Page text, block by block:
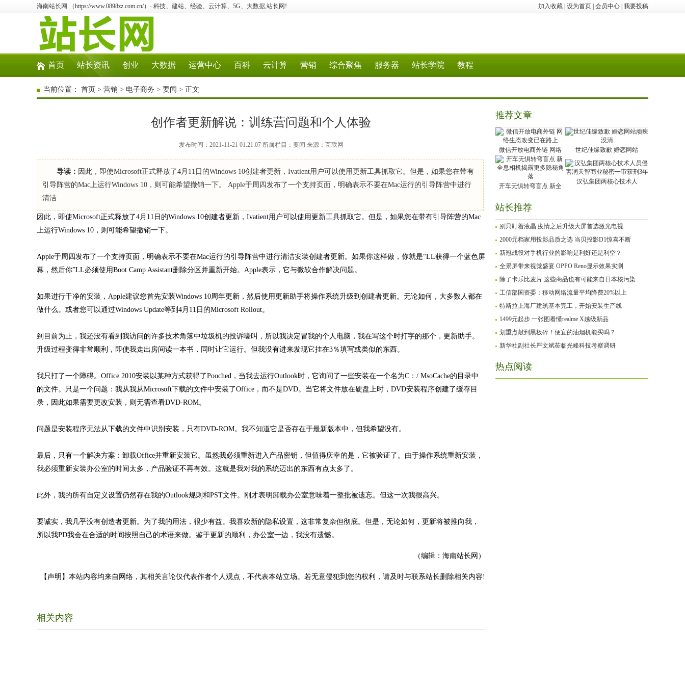
加入收藏 设为首页 会员中心 我要投稿
海南站长网 （https://www.0898zz.com.cn/）- 科技、建站、经验、云计算、5G、大数据,站长网!
首页 站长资讯 创业 大数据 运营中心 百科 云计算 营销 综合聚焦 服务器 站长学院 教程
当前位置： 首页 > 营销 > 电子商务 > 要闻 > 正文
创作者更新解说：训练营问题和个人体验
发布时间：2021-11-21 01:21:07 所属栏目：要闻 来源：互联网
导读： 因此，即使Microsoft正式释放了4月11日的Windows 10创建者更新，Ivatient用户可以使用更新工具抓取它。但是，如果您在带有
引导阵营的Mac上运行Windows 10，则可能希望撤销一下。 Apple于周四发布了一个支持页面，明确表示不要在Mac运行的引导阵营中进行
清洁
因此，即使Microsoft正式释放了4月11日的Windows 10创建者更新，Ivatient用户可以使用更新工具抓取它。但是，如果您在带有引导阵营的Mac
上运行Windows 10，则可能希望撤销一下。
Apple于周四发布了一个支持页面，明确表示不要在Mac运行的引导阵营中进行清洁安装创建者更新。如果你这样做，你就是“LL获得一个蓝色屏
幕，然后你”LL必须使用Boot Camp Assistant删除分区并重新开始。Apple表示，它与微软合作解决问题。
如果进行干净的安装，Apple建议您首先安装Windows 10周年更新，然后使用更新助手将操作系统升级到创建者更新。无论如何，大多数人都在
做什么。或者您可以通过Windows Update等到4月11日的Microsoft Rollout。
到目前为止，我还没有看到我访问的许多技术角落中垃圾机的投诉嚎叫，所以我决定冒我的个人电脑，我在写这个时打字的那个，更新助手。
升级过程变得非常顺利，即使我走出房间读一本书，同时让它运行。但我没有进来发现它挂在3％填写或类似的东西。
我只打了一个障碍。Office 2010安装以某种方式获得了Pooched，当我去运行Outlook时，它询问了一些安装在一个名为C：/ MsoCache的目录中
的文件。只是一个问题：我从我从Microsoft下载的文件中安装了Office，而不是DVD。当它将文件放在硬盘上时，DVD安装程序创建了缓存目
录，因此如果需要更改安装，则无需查看DVD-ROM。
问题是安装程序无法从下载的文件中识别安装，只有DVD-ROM。我不知道它是否存在于最新版本中，但我希望没有。
最后，只有一个解决方案：卸载Office并重新安装它。虽然我必须重新进入产品密钥，但值得庆幸的是，它被验证了。由于操作系统重新安装，
我必须重新安装办公室的时间太多，产品验证不再有效。这就是我对我的系统迈出的东西有点太多了。
此外，我的所有自定义设置仍然存在我的Outlook规则和PST文件。刚才表明卸载办公室意味着一整批被遗忘。但这一次我很高兴。
要诚实，我几乎没有创造者更新。为了我的用法，很少有益。我喜欢新的隐私设置，这非常复杂但彻底。但是，无论如何，更新将被推向我，
所以我PD我会在合适的时间按照自己的术语来做。鉴于更新的顺利，办公室一边，我没有遗憾。
（编辑：海南站长网）
【声明】本站内容均来自网络，其相关言论仅代表作者个人观点，不代表本站立场。若无意侵犯到您的权利，请及时与联系站长删除相关内容!
相关内容
推荐文章
微信开放电商外链 网络 世纪佳缘致歉 婚恋网站
开车无惧转弯盲点 新全
汉弘集团两核心技术人
站长推荐
别只盯着液晶 疫情之后升级大屏首选激光电视
2000元档家用投影品质之选 当贝投影D1惊喜不断
新冠战役对手机行业的影响是利好还是利空？
全景屏带来视觉盛宴 OPPO Reno显示效果实测
除了卡乐比麦片 这些商品也有可能来自日本核污染
工信部国资委：移动网络流量平均降费20%以上
特斯拉上海厂建筑基本完工，开始安装生产线
1499元起步 一张图看懂realme X越级新品
划重点敲到黑板碎！便宜的油烟机能买吗？
新华社副社长严文斌莅临光峰科技考察调研
热点阅读